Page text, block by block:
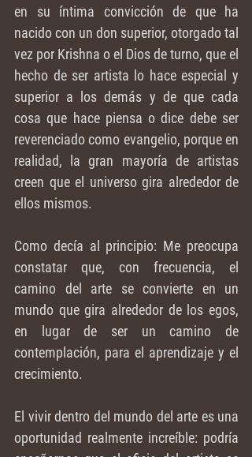
en su íntima convicción de que ha
nacido con un don superior, otorgado tal
vez por Krishna o el Dios de turno, que el
hecho de ser artista lo hace especial y
superior a los demás y de que cada
cosa que hace piensa o dice debe ser
reverenciado como evangelio, porque en
realidad, la gran mayoría de artistas
creen que el universo gira alrededor de
ellos mismos.
Como decía al principio: Me preocupa
constatar que, con frecuencia, el
camino del arte se convierte en un
mundo que gira alrededor de los egos,
en lugar de ser un camino de
contemplación, para el aprendizaje y el
crecimiento.
El vivir dentro del mundo del arte es una
oportunidad realmente increíble: podría